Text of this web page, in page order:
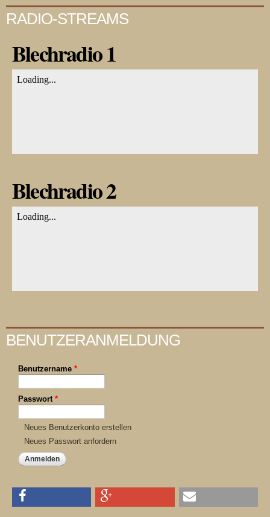
RADIO-STREAMS
Blechradio 1
Blechradio 2
BENUTZERANMELDUNG
Benutzername *
Passwort *
Neues Benutzerkonto erstellen
Neues Passwort anfordern